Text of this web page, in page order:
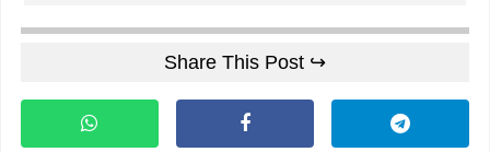
Share This Post ↪